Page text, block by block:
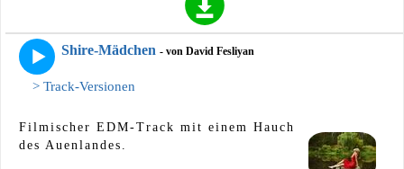
Shire-Mädchen - von David Fesliyan
> Track-Versionen
Filmischer EDM-Track mit einem Hauch
des Auenlandes.